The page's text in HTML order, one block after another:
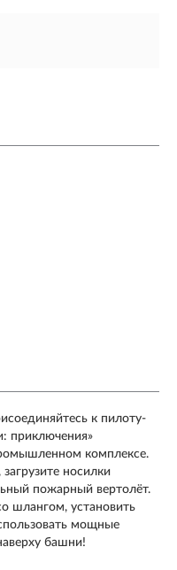
к пилоту-
приключения»
комплексе.
носилки
пожарный вертолёт.
шлангом, установить
мощные
башни!